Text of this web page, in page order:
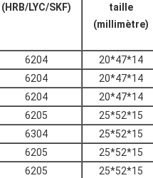
(HRB/LYC/SKF)
taille
(millimètre)
6204
20*47*14
6204
20*47*14
6204
20*47*14
6205
25*52*15
6304
25*52*15
6205
25*52*15
6205
25*52*15